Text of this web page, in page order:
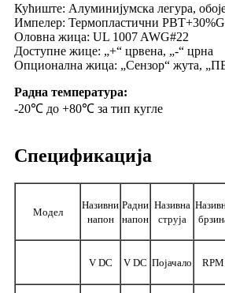
Кућиште: Алуминијумска легура,
Импелер: Термопластични
Оловна жица: UL 1007 AWG#22
Доступне жице: „+“ црвена, „-“ црна
Опционална жица: „Сензор“ жута,
Радна температура:
-20℃ до +80℃ за тип кугле
Спецификација
Модел
Називни
напон
Радни
напон
Називна
струја
V DC V DC Појачало RPM